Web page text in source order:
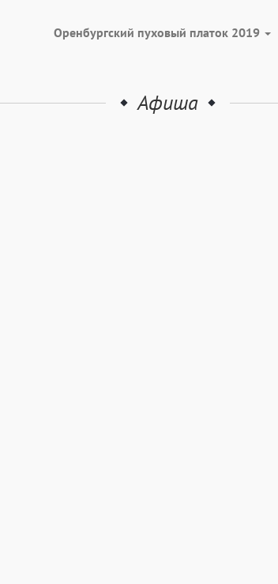
Оренбургский пуховый платок 2019
Афиша